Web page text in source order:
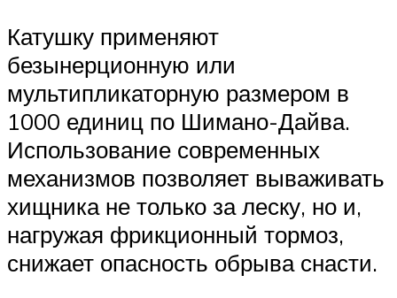
Катушку применяют
безынерционную или
мультипликаторную размером в
1000 единиц по Шимано-Дайва.
Использование современных
механизмов позволяет вываживать
хищника не только за леску, но и,
нагружая фрикционный тормоз,
снижает опасность обрыва снасти.